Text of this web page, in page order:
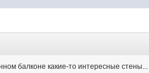
балконе какие-то интересные